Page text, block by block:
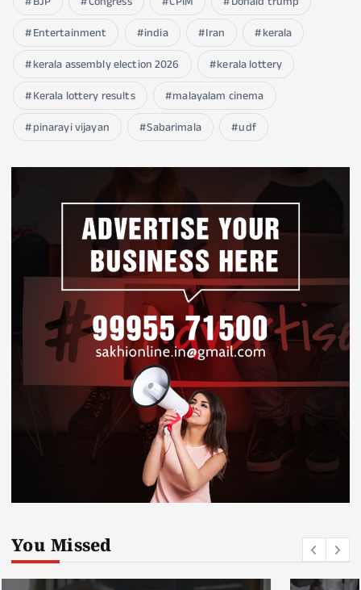
Entertainment
india Iran
kerala
kerala assembly election 2026
kerala lottery
Kerala lottery results
malayalam cinema
pinarayi vijayan
Sabarimala udf
You Missed